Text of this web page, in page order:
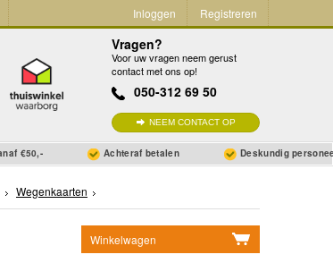
Inloggen Registreren
Vragen?
Voor uw vragen neem gerust
contact met ons op!
050-312 69 50
NEEM CONTACT OP
€50,- Achteraf betalen Deskundig
Wegenkaarten
Winkelwagen